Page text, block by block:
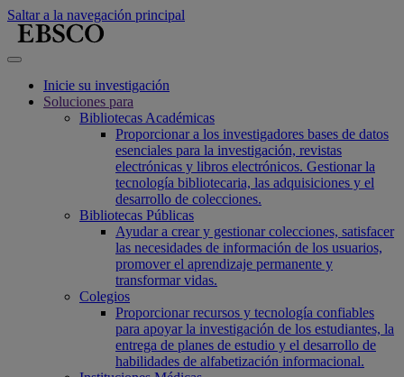
Saltar a la navegación principal
Inicie su investigación
Soluciones para
Bibliotecas Académicas
Proporcionar a los investigadores bases de datos
esenciales para la investigación, revistas
electrónicas y libros electrónicos. Gestionar la
tecnología bibliotecaria, las adquisiciones y el
desarrollo de colecciones.
Bibliotecas Públicas
Ayudar a crear y gestionar colecciones, satisfacer
las necesidades de información de los usuarios,
promover el aprendizaje permanente y
transformar vidas.
Colegios
Proporcionar recursos y tecnología confiables
para apoyar la investigación de los estudiantes, la
entrega de planes de estudio y el desarrollo de
habilidades de alfabetización informacional.